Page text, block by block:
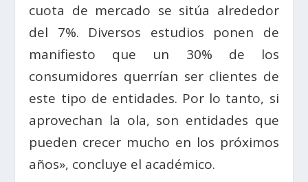
cuota de mercado se sitúa alrededor
del 7%. Diversos estudios ponen de
manifiesto que un 30% de los
consumidores querrían ser clientes de
este tipo de entidades. Por lo tanto, si
aprovechan la ola, son entidades que
pueden crecer mucho en los próximos
años», concluye el académico.